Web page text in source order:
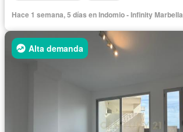
Hace 1 semana, 5 días en Indomio - Infinity Marbella
Alta demanda